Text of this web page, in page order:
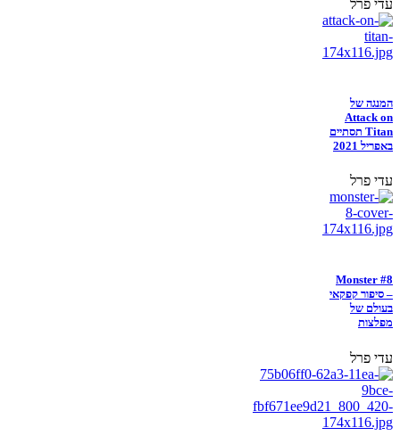
עדי פרל
המנגה של
Attack on
Titan תסתיים
באפריל 2021
עדי פרל
Monster #8
– סיפור קפקאי
בעולם של
מפלצות
עדי פרל